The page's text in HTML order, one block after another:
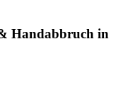
Handabbruch in